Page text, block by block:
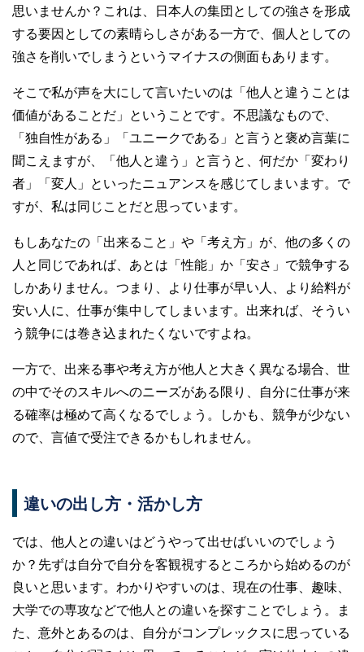
思いませんか？これは、日本人の集団としての強さを形成
する要因としての素晴らしさがある一方で、個人としての
強さを削いでしまうというマイナスの側面もあります。
そこで私が声を大にして言いたいのは「他人と違うことは
価値があることだ」ということです。不思議なもので、
「独自性がある」「ユニークである」と言うと褒め言葉に
聞こえますが、「他人と違う」と言うと、何だか「変わり
者」「変人」といったニュアンスを感じてしまいます。で
すが、私は同じことだと思っています。
もしあなたの「出来ること」や「考え方」が、他の多くの
人と同じであれば、あとは「性能」か「安さ」で競争する
しかありません。つまり、より仕事が早い人、より給料が
安い人に、仕事が集中してしまいます。出来れば、そうい
う競争には巻き込まれたくないですよね。
一方で、出来る事や考え方が他人と大きく異なる場合、世
の中でそのスキルへのニーズがある限り、自分に仕事が来
る確率は極めて高くなるでしょう。しかも、競争が少ない
ので、言値で受注できるかもしれません。
違いの出し方・活かし方
では、他人との違いはどうやって出せばいいのでしょう
か？先ずは自分で自分を客観視するところから始めるのが
良いと思います。わかりやすいのは、現在の仕事、趣味、
大学での専攻などで他人との違いを探すことでしょう。ま
た、意外とあるのは、自分がコンプレックスに思っている